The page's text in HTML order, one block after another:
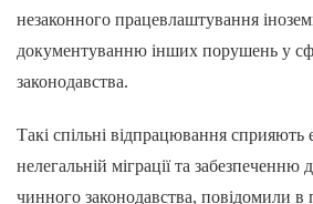
незаконного працевлаштування
документуванню інших порушень у
законодавства.
Такі спільні відпрацювання сприяють
нелегальній міграції та
чинного законодавства, повідомили в